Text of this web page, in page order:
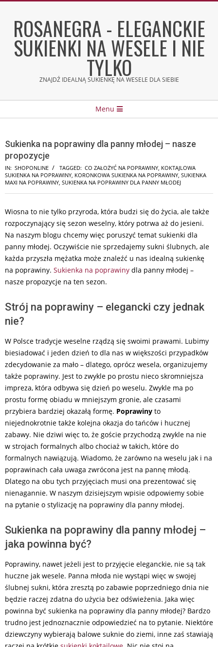
contentROSANEGRA - ELEGANCKIE
SUKIENKI NA WESELE I NIE
TYLKO
ZNAJDŹ IDEALNĄ SUKIENKĘ NA WESELE DLA SIEBIE
Menu
Sukienka na poprawiny dla panny młodej – nasze
propozycje
IN: SHOPONLINE TAGGED: CO ZAŁOŻYĆ NA POPRAWINY, KOKTAJLOWA
SUKIENKA NA POPRAWINY, KORONKOWA SUKIENKA NA POPRAWINY, SUKIENKA
MAXI NA POPRAWINY, SUKIENKA NA POPRAWINY DLA PANNY MŁODEJ
Wiosna to nie tylko przyroda, która budzi się do życia, ale także
rozpoczynający się sezon weselny, który potrwa aż do jesieni.
Na naszym blogu chcemy więc poruszyć temat sukienki dla
panny młodej. Oczywiście nie sprzedajemy sukni ślubnych, ale
każda przyszła mężatka może znaleźć u nas idealną sukienkę
na poprawiny. Sukienka na poprawiny dla panny młodej –
nasze propozycje na ten sezon.
Strój na poprawiny – elegancki czy jednak
nie?
W Polsce tradycje weselne rządzą się swoimi prawami. Lubimy
biesiadować i jeden dzień to dla nas w większości przypadków
zdecydowanie za mało – dlatego, oprócz wesela, organizujemy
także poprawiny. Jest to zwykle po prostu nieco skromniejsza
impreza, która odbywa się dzień po weselu. Zwykle ma po
prostu formę obiadu w mniejszym gronie, ale czasami
przybiera bardziej okazałą formę. Poprawiny to
niejednokrotnie także kolejna okazja do tańców i hucznej
zabawy. Nie dziwi więc to, że goście przychodzą zwykle na nie
w strojach formalnych albo chociaż w takich, które do
formalnych nawiązują. Wiadomo, że zarówno na weselu jak i na
poprawinach cała uwaga zwrócona jest na pannę młodą.
Dlatego na obu tych przyjęciach musi ona prezentować się
nienagannie. W naszym dzisiejszym wpisie odpowiemy sobie
na pytanie o stylizację na poprawiny dla panny młodej.
Sukienka na poprawiny dla panny młodej –
jaka powinna być?
Poprawiny, nawet jeżeli jest to przyjęcie eleganckie, nie są tak
huczne jak wesele. Panna młoda nie wystąpi więc w swojej
ślubnej sukni, która zresztą po zabawie poprzedniego dnia nie
będzie raczej zdatna do użycia bez odświeżenia. Jaka więc
powinna być sukienka na poprawiny dla panny młodej? Bardzo
trudno jest jednoznacznie odpowiedzieć na to pytanie. Niektóre
dziewczyny wybierają balowe suknie do ziemi, inne zaś stawiają